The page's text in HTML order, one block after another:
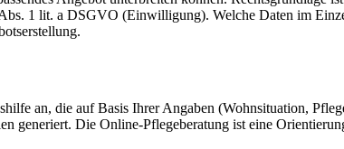
1 lit. a DSGVO (Einwilligung). Welche Daten im
an, die auf Basis Ihrer Angaben (Wohnsituation,
generiert. Die Online-Pflegeberatung ist eine